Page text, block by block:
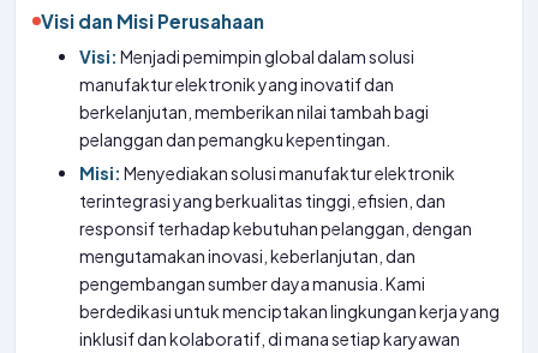
Visi dan Misi Perusahaan
Visi: Menjadi pemimpin global dalam solusi
manufaktur elektronik yang inovatif dan
berkelanjutan, memberikan nilai tambah bagi
pelanggan dan pemangku kepentingan.
Misi: Menyediakan solusi manufaktur elektronik
terintegrasi yang berkualitas tinggi, efisien, dan
responsif terhadap kebutuhan pelanggan, dengan
mengutamakan inovasi, keberlanjutan, dan
pengembangan sumber daya manusia. Kami
berdedikasi untuk menciptakan lingkungan kerja yang
inklusif dan kolaboratif, di mana setiap karyawan